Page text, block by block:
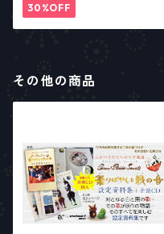
30%OFF
その他の商品